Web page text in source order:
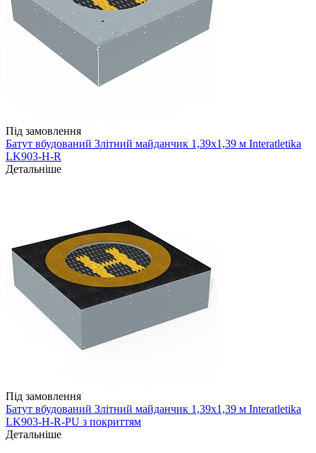
Під замовлення
Батут вбудований Злітний майданчик 1,39х1,39 м Interatletika
LK903-H-R
Детальніше
Під замовлення
Батут вбудований Злітний майданчик 1,39х1,39 м Interatletika
LK903-H-R-PU з покриттям
Детальніше